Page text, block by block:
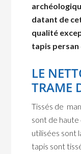
datant de
qualité
tapis persan
LE
TRAME
Tissés de
sont de
utilisées sont
tapis sont